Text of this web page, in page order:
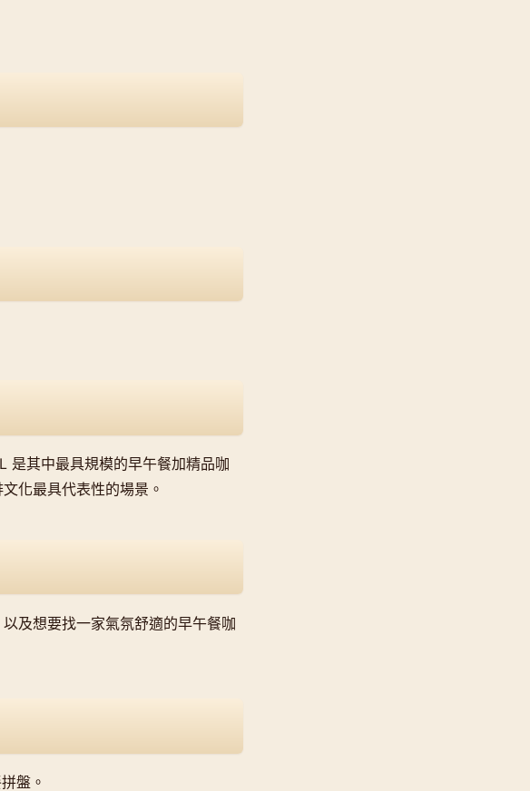
是其中最具規模的早午餐加精品咖
化最具代表性的場景。
及想要找一家氣氛舒適的早午餐咖
盤。